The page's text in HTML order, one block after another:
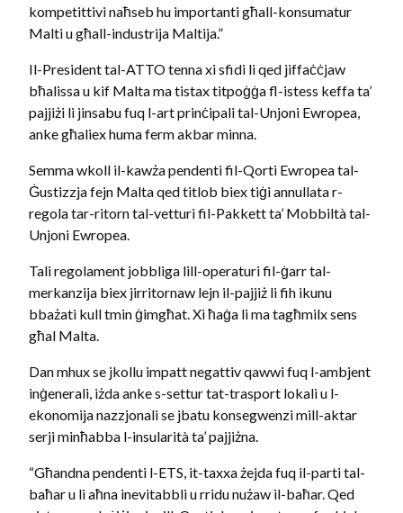
kompetittivi naħseb hu importanti għall-konsumatur
Malti u għall-industrija Maltija.”
Il-President tal-ATTO tenna xi sfidi li qed jiffaċċjaw
bħalissa u kif Malta ma tistax titpoġġa fl-istess keffa ta’
pajjiżi li jinsabu fuq l-art prinċipali tal-Unjoni Ewropea,
anke għaliex huma ferm akbar minna.
Semma wkoll il-kawża pendenti fil-Qorti Ewropea tal-
Ġustizzja fejn Malta qed titlob biex tiġi annullata r-
regola tar-ritorn tal-vetturi fil-Pakkett ta’ Mobbiltà tal-
Unjoni Ewropea.
Tali regolament jobbliga lill-operaturi fil-ġarr tal-
merkanzija biex jirritornaw lejn il-pajjiż li fih ikunu
bbażati kull tmin ġimgħat. Xi ħaġa li ma tagħmilx sens
għal Malta.
Dan mhux se jkollu impatt negattiv qawwi fuq l-ambjent
inġenerali, iżda anke s-settur tat-trasport lokali u l-
ekonomija nazzjonali se jbatu konsegwenzi mill-aktar
serji minħabba l-insularità ta’ pajjiżna.
“Għandna pendenti l-ETS, it-taxxa żejda fuq il-parti tal-
baħar u li aħna inevitabbli u rridu nużaw il-baħar. Qed